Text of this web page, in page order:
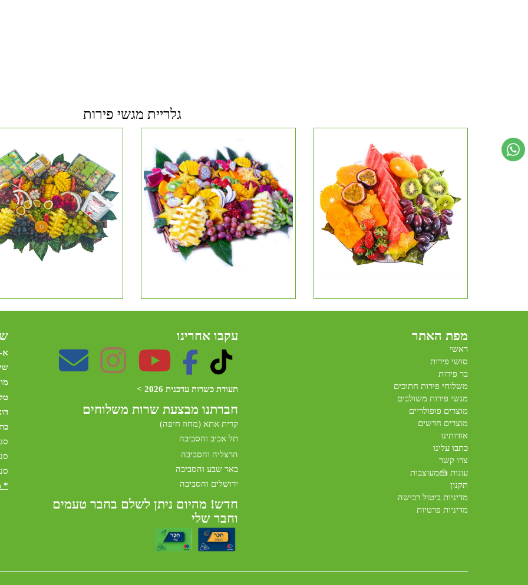
גלריית מגשי פירות
מפת האתר
ראשי
סושי פירות
בר פירות
משלוחי פירות חתוכים
מגשי פירות משולבים
מוצרים פופולריים
מוצרים חדשים
אודותינו
כתבו עלינו
צרו קשר
עוגות 🍰מעוצבות
תקנון
מדיניות ביטול רכישה
מדיניות פרטיות
עקבו אחרינו
תעודת כשרות עדכנית 2026 >
חברתנו מבצעת שרות משלוחים
קרית אתא (מחוז חיפה)
תל אביב והסביבה
הרצליה והסביבה
באר שבע והסביבה
ירושלים והסביבה
חדש! מהיום ניתן לשלם בחבר טעמים
וחבר שלי
*